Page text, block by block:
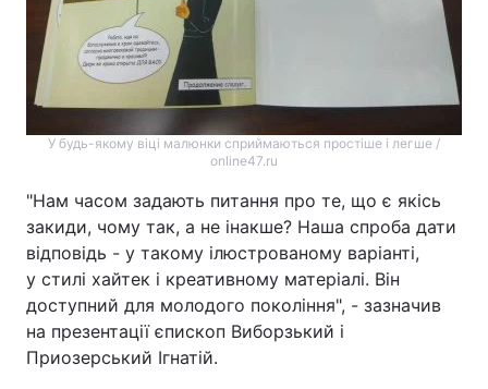
У будь-якому віці малюнки сприймаються простіше і легше /
online47.ru
"Нам часом задають питання про те, що є якісь
закиди, чому так, а не інакше? Наша спроба дати
відповідь - у такому ілюстрованому варіанті,
у стилі хайтек і креативному матеріалі. Він
доступний для молодого покоління", - зазначив
на презентації єпископ Виборзький і
Приозерський Ігнатій.